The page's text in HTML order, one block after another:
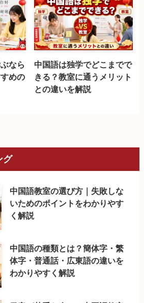
なら
めの
中国語は独学でどこまでで
きる？教室に通うメリット
との違いを解説
グ
中国語教室の選び方｜失敗しな
いためのポイントをわかりやす
く解説
中国語の種類とは？簡体字・繁
体字・普通話・広東語の違いを
わかりやすく解説